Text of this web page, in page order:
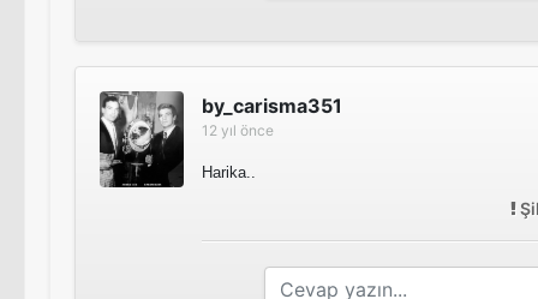
by_carisma351
12 yıl önce
Harika..